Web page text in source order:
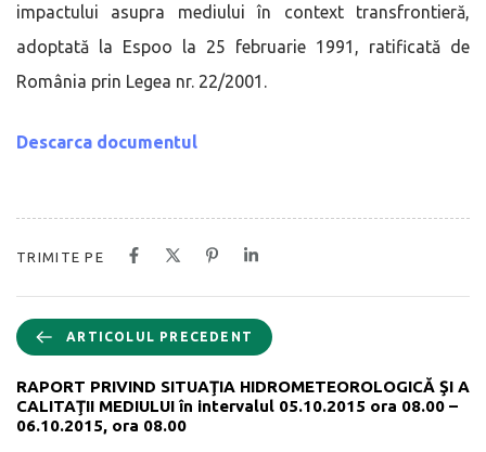
impactului asupra mediului în context transfrontieră,
adoptată la Espoo la 25 februarie 1991, ratificată de
România prin Legea nr. 22/2001.
Descarca documentul
TRIMITE PE
ARTICOLUL PRECEDENT
RAPORT PRIVIND SITUAŢIA HIDROMETEOROLOGICĂ ŞI A
CALITAŢII MEDIULUI în intervalul 05.10.2015 ora 08.00 –
06.10.2015, ora 08.00